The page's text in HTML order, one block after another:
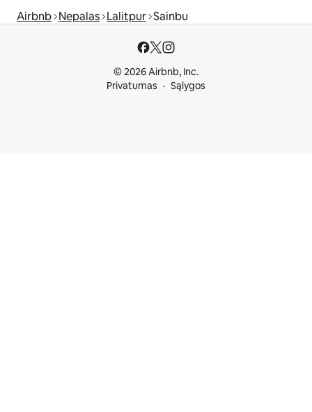
Airbnb Nepalas Lalitpur Sainbu
© 2026 Airbnb, Inc.
Privatumas
Sąlygos